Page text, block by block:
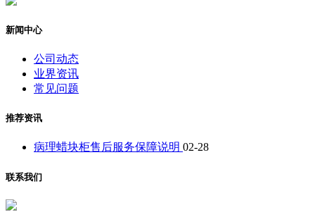
新闻中心
公司动态
业界资讯
常见问题
推荐资讯
病理蜡块柜售后服务保障说明 02-28
联系我们